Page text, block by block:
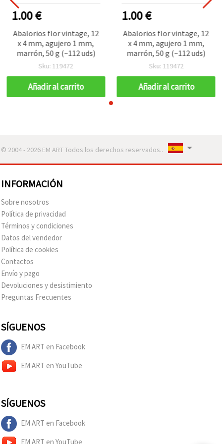
1.00 €
Abalorios flor vintage, 12
x 4 mm, agujero 1 mm,
marrón, 50 g (~112 uds)
Sku: 119472
Añadir al carrito
1.00 €
Abalorios flor vintage, 12
x 4 mm, agujero 1 mm,
marrón, 50 g (~112 uds)
Sku: 119472
Añadir al carrito
© 2004 - 2026 EM ART Todos los derechos reservados..
INFORMACIÓN
Sobre nosotros
Política de privacidad
Términos y condiciones
Datos del vendedor
Política de cookies
Contactos
Envío y pago
Devoluciones y desistimiento
Preguntas Frecuentes
SÍGUENOS
EM ART en Facebook
EM ART en YouTube
SÍGUENOS
EM ART en Facebook
EM ART en YouTube